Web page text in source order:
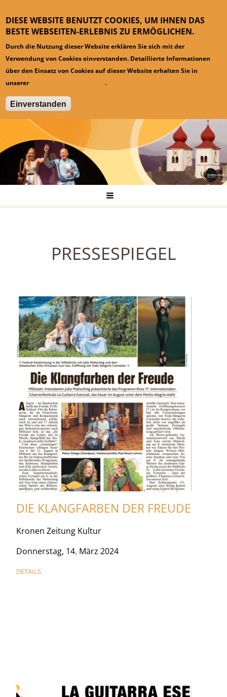
DIESE WEBSITE BENUTZT COOKIES, UM IHNEN DAS
BESTE WEBSEITEN-ERLEBNIS ZU ERMÖGLICHEN.
Durch die Nutzung dieser Website erklären Sie sich mit der
Verwendung von Cookies einverstanden. Detaillierte Informationen
über den Einsatz von Cookies auf dieser Website erhalten Sie in
unserer
Datenschutzinformation.
Einverstanden
Pressespiegel
PRESSESPIEGEL
DIE KLANGFARBEN DER FREUDE
Kronen Zeitung Kultur
Donnerstag, 14. März 2024
DETAILS